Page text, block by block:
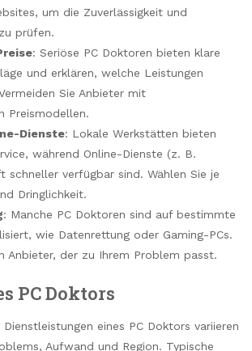
um die Zuverlässigkeit und
prüfen.
: Seriöse PC Doktoren bieten klare
und erklären, welche Leistungen
Sie Anbieter mit
Preismodellen.
Dienste: Lokale Werkstätten bieten
während Online-Dienste (z. B.
schneller verfügbar sind. Wählen Sie je
Dringlichkeit.
: Manche PC Doktoren sind auf bestimmte
wie Datenrettung oder Gaming-PCs.
Anbieter, der zu Ihrem Problem passt.
PC Doktors
eines PC Doktors variieren
Aufwand und Region. Typische